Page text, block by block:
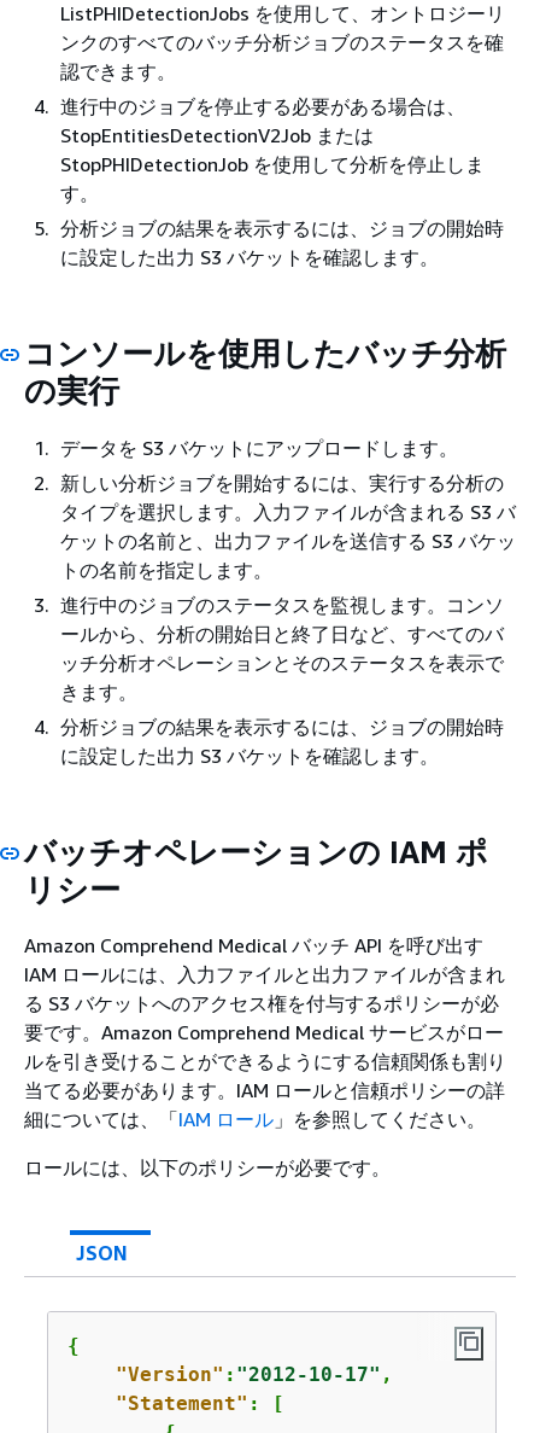
ListPHIDetectionJobs を使用して、オントロジーリ
ンクのすべてのバッチ分析ジョブのステータスを確
認できます。
進行中のジョブを停止する必要がある場合は、
StopEntitiesDetectionV2Job または
StopPHIDetectionJob を使用して分析を停止しま
す。
分析ジョブの結果を表示するには、ジョブの開始時
に設定した出力 S3 バケットを確認します。
コンソールを使用したバッチ分析
の実行
データを S3 バケットにアップロードします。
新しい分析ジョブを開始するには、実行する分析の
タイプを選択します。入力ファイルが含まれる S3 バ
ケットの名前と、出力ファイルを送信する S3 バケッ
トの名前を指定します。
進行中のジョブのステータスを監視します。コンソ
ールから、分析の開始日と終了日など、すべてのバ
ッチ分析オペレーションとそのステータスを表示で
きます。
分析ジョブの結果を表示するには、ジョブの開始時
に設定した出力 S3 バケットを確認します。
バッチオペレーションの IAM ポ
リシー
Amazon Comprehend Medical バッチ API を呼び出す
IAM ロールには、入力ファイルと出力ファイルが含まれ
る S3 バケットへのアクセス権を付与するポリシーが必
要です。Amazon Comprehend Medical サービスがロー
ルを引き受けることができるようにする信頼関係も割り
当てる必要があります。IAM ロールと信頼ポリシーの詳
細については、「IAM ロール 」を参照してください。
ロールには、以下のポリシーが必要です。
JSON
{
"Version" : "2012-10-17" ,
"Statement" : [